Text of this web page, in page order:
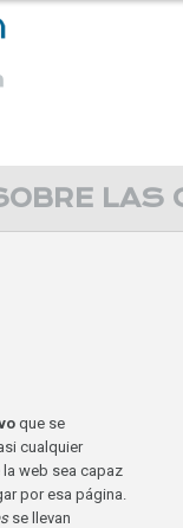
LAS
que se
cualquier
web sea capaz
por esa página.
se llevan